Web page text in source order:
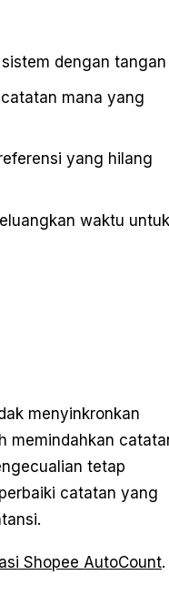
dengan tangan
mana yang
yang hilang
waktu untuk
menyinkronkan
memindahkan
tetap
catatan yang
Shopee AutoCount.